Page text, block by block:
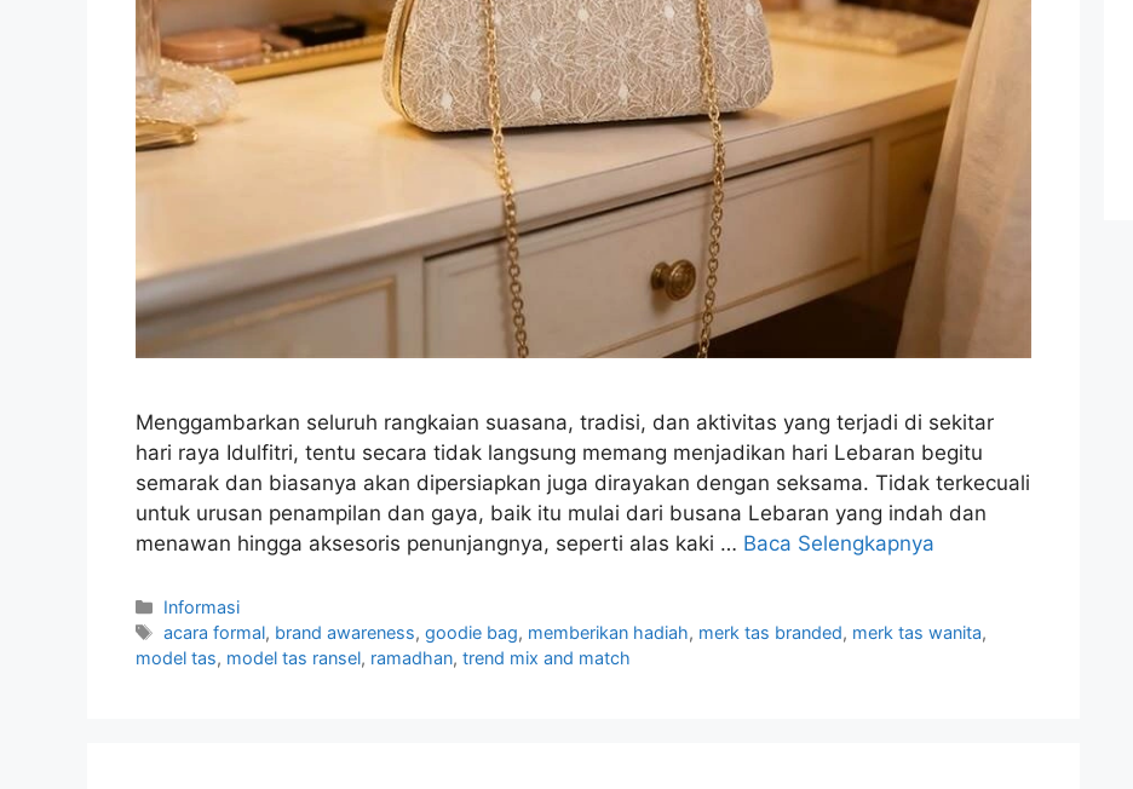
Menggambarkan seluruh rangkaian suasana, tradisi, dan aktivitas yang terjadi di sekitar
hari raya Idulfitri, tentu secara tidak langsung memang menjadikan hari Lebaran begitu
semarak dan biasanya akan dipersiapkan juga dirayakan dengan seksama. Tidak terkecuali
untuk urusan penampilan dan gaya, baik itu mulai dari busana Lebaran yang indah dan
menawan hingga aksesoris penunjangnya, seperti alas kaki … Baca Selengkapnya
Kategori
Informasi
Tag
acara formal, brand awareness,goodie bag, memberikan hadiah, merk tas branded, merk tas wanita,
model tas, model tas ransel, ramadhan, trend mix and match